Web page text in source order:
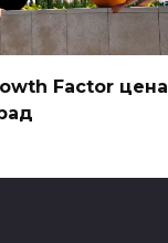
Factor цена